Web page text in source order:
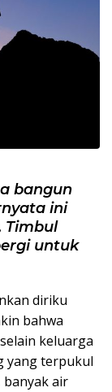
bangun
ini
Timbul
untuk
diriku
bahwa
keluarga
yang terpukul
banyak air